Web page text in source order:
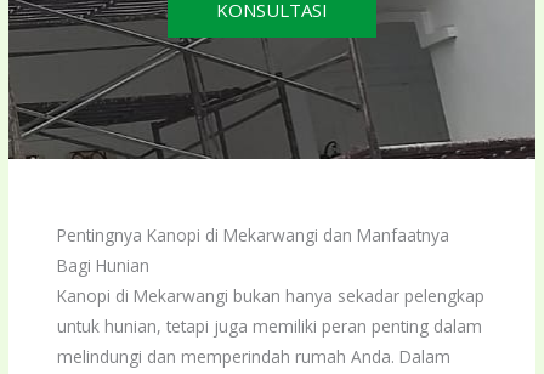
KONSULTASI
Pentingnya Kanopi di Mekarwangi dan Manfaatnya
Bagi Hunian
Kanopi di Mekarwangi bukan hanya sekadar pelengkap
untuk hunian, tetapi juga memiliki peran penting dalam
melindungi dan memperindah rumah Anda. Dalam